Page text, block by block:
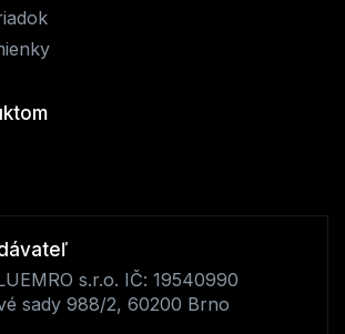
s.r.o. IČ: 19540990
sady 988/2, 60200 Brno